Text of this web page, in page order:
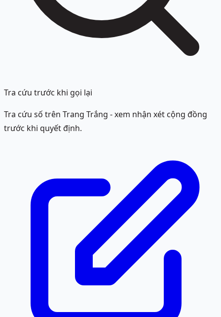
Tra cứu trước khi gọi lại
Tra cứu số trên Trang Trắng - xem nhận xét cộng đồng
trước khi quyết định.